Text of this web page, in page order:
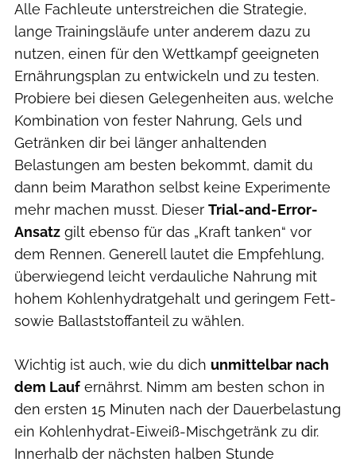
Alle Fachleute unterstreichen die Strategie,
lange Trainingsläufe unter anderem dazu zu
nutzen, einen für den Wettkampf geeigneten
Ernährungsplan zu entwickeln und zu testen.
Probiere bei diesen Gelegenheiten aus, welche
Kombination von fester Nahrung, Gels und
Getränken dir bei länger anhaltenden
Belastungen am besten bekommt, damit du
dann beim Marathon selbst keine Experimente
mehr machen musst. Dieser Trial-and-Error-
Ansatz gilt ebenso für das „Kraft tanken“ vor
dem Rennen. Generell lautet die Empfehlung,
überwiegend leicht verdauliche Nahrung mit
hohem Kohlenhydratgehalt und geringem Fett-
sowie Ballaststoffanteil zu wählen.
Wichtig ist auch, wie du dich unmittelbar nach
dem Lauf ernährst. Nimm am besten schon in
den ersten 15 Minuten nach der Dauerbelastung
ein Kohlenhydrat-Eiweiß-Mischgetränk zu dir.
Innerhalb der nächsten halben Stunde